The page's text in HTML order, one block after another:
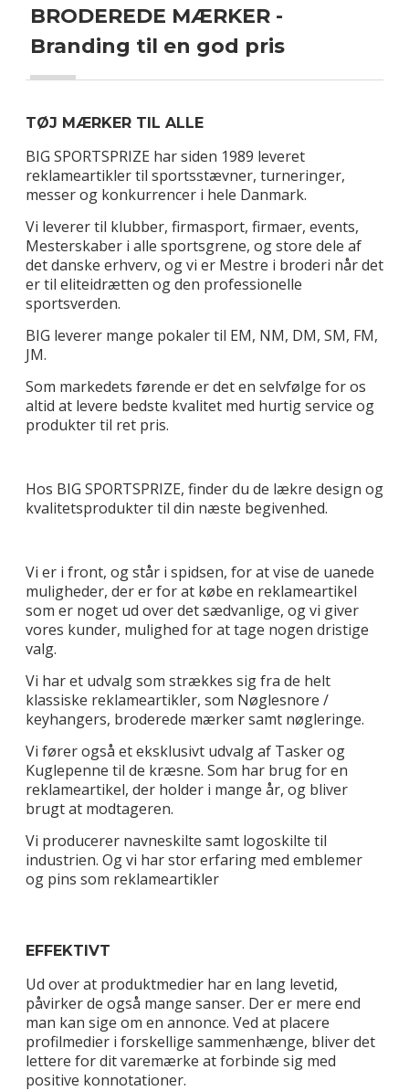
BRODEREDE MÆRKER -
Branding til en god pris
TØJ MÆRKER TIL ALLE
BIG SPORTSPRIZE har siden 1989 leveret
reklameartikler til sportsstævner, turneringer,
messer og konkurrencer i hele Danmark.
Vi leverer til klubber, firmasport, firmaer, events,
Mesterskaber i alle sportsgrene, og store dele af
det danske erhverv, og vi er Mestre i broderi når det
er til eliteidrætten og den professionelle
sportsverden.
BIG leverer mange pokaler til EM, NM, DM, SM, FM,
JM.
Som markedets førende er det en selvfølge for os
altid at levere bedste kvalitet med hurtig service og
produkter til ret pris.
Hos BIG SPORTSPRIZE, finder du de lækre design og
kvalitetsprodukter til din næste begivenhed.
Vi er i front, og står i spidsen, for at vise de uanede
muligheder, der er for at købe en reklameartikel
som er noget ud over det sædvanlige, og vi giver
vores kunder, mulighed for at tage nogen dristige
valg.
Vi har et udvalg som strækkes sig fra de helt
klassiske reklameartikler, som Nøglesnore /
keyhangers, broderede mærker samt nøgleringe.
Vi fører også et eksklusivt udvalg af Tasker og
Kuglepenne til de kræsne. Som har brug for en
reklameartikel, der holder i mange år, og bliver
brugt at modtageren.
Vi producerer navneskilte samt logoskilte til
industrien. Og vi har stor erfaring med emblemer
og pins som reklameartikler
EFFEKTIVT
Ud over at produktmedier har en lang levetid,
påvirker de også mange sanser. Der er mere end
man kan sige om en annonce. Ved at placere
profilmedier i forskellige sammenhænge, bliver det
lettere for dit varemærke at forbinde sig med
positive konnotationer.